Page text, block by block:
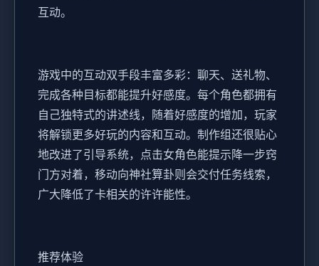
互动。
游戏中的​​互动双手段丰富多彩​​：聊天、送礼物、
完成各种目标都能提升好感度。每个角色都拥有
自己独特式的讲述线，随着好感度的增加，玩家
将解锁更多好玩的内容和互动。制作组还很贴心
地改进了引导系统，点击女角色能提示降一步窍
门方对着，移动向神社算卦则会交付任务线索，
广大降低了卡相关的许许能性。
推荐体验